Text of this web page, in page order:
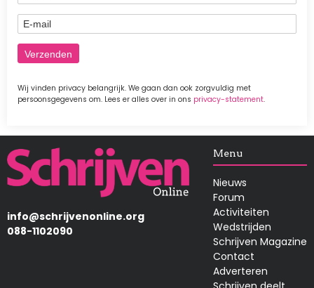
E-mail
Wij vinden privacy belangrijk. We gaan dan ook zorgvuldig met
persoonsgegevens om. Lees er alles over in ons privacy-statement.
Afbeelding
info@schrijvenonline.org
088-1102090
Menu
Nieuws
Forum
Activiteiten
Wedstrijden
Schrijven Magazine
Contact
Adverteren